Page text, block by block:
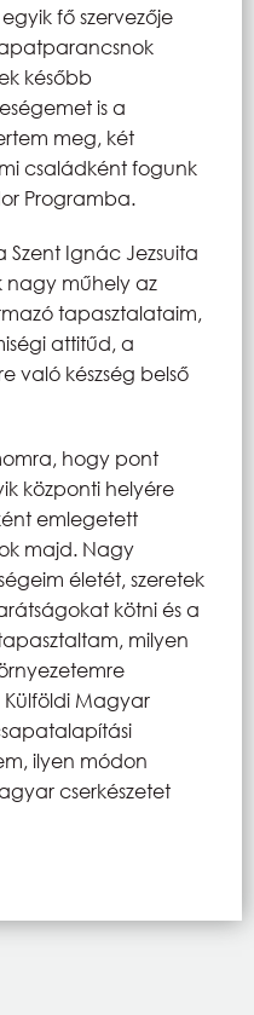
fő szervezője
később
is a
meg, két
családként fogunk
Programba.
Szent Ignác Jezsuita
nagy műhely az
tapasztalataim,
attitűd, a
való készség belső
hogy pont
központi helyére
emlegetett
majd. Nagy
életét, szeretek
kötni és a
milyen
Külföldi Magyar
ilyen módon
cserkészetet